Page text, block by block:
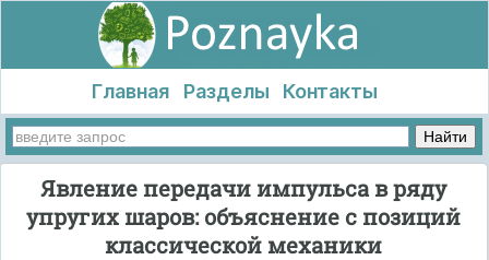
Главная Разделы Контакты
Явление передачи импульса в ряду
упругих шаров: объяснение с позиций
классической механики